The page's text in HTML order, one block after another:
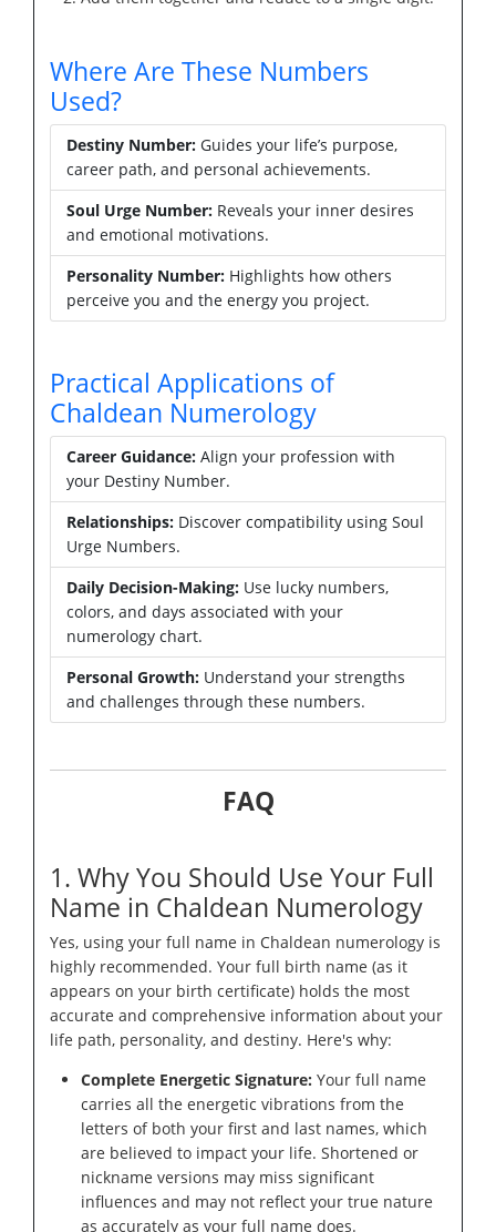
Where Are These Numbers
Used?
Destiny Number: Guides your life’s purpose,
career path, and personal achievements.
Soul Urge Number: Reveals your inner desires
and emotional motivations.
Personality Number: Highlights how others
perceive you and the energy you project.
Practical Applications of
Chaldean Numerology
Career Guidance: Align your profession with
your Destiny Number.
Relationships: Discover compatibility using Soul
Urge Numbers.
Daily Decision-Making: Use lucky numbers,
colors, and days associated with your
numerology chart.
Personal Growth: Understand your strengths
and challenges through these numbers.
FAQ
1. Why You Should Use Your Full
Name in Chaldean Numerology
Yes, using your full name in Chaldean numerology is
highly recommended. Your full birth name (as it
appears on your birth certificate) holds the most
accurate and comprehensive information about your
life path, personality, and destiny. Here's why:
Complete Energetic Signature: Your full name
carries all the energetic vibrations from the
letters of both your first and last names, which
are believed to impact your life. Shortened or
nickname versions may miss significant
influences and may not reflect your true nature
as accurately as your full name does.